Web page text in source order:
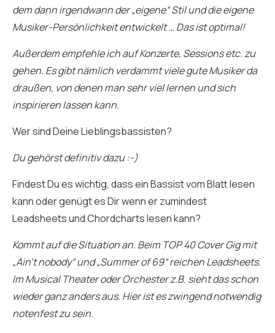
dem dann irgendwann der „eigene“ Stil und die eigene
Musiker-Persönlichkeit entwickelt … Das ist optimal!
Außerdem empfehle ich auf Konzerte, Sessions etc. zu
gehen. Es gibt nämlich verdammt viele gute Musiker da
draußen, von denen man sehr viel lernen und sich
inspirieren lassen kann.
Wer sind Deine Lieblingsbassisten?
Du gehörst definitiv dazu :-)
Findest Du es wichtig, dass ein Bassist vom Blatt lesen
kann oder genügt es Dir wenn er zumindest
Leadsheets und Chordcharts lesen kann?
Kommt auf die Situation an. Beim TOP 40 Cover Gig mit
„Ain’t nobody“ und „Summer of 69“ reichen Leadsheets.
Im Musical Theater oder Orchester z.B. sieht das schon
wieder ganz anders aus. Hier ist es zwingend notwendig
notenfest zu sein.